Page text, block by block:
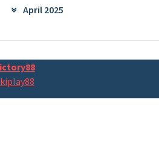
April 2025